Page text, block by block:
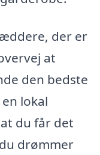
der er
at
den bedste
lokal
du får det
drømmer